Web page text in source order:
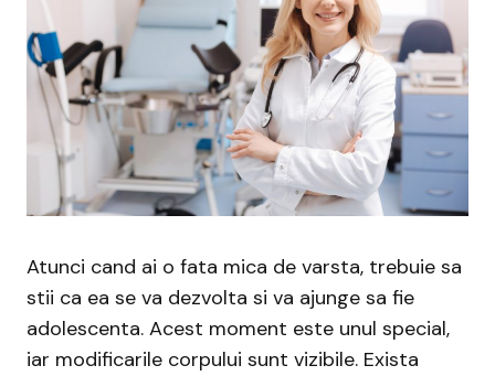
Atunci cand ai o fata mica de varsta, trebuie sa
stii ca ea se va dezvolta si va ajunge sa fie
adolescenta. Acest moment este unul special,
iar modificarile corpului sunt vizibile. Exista